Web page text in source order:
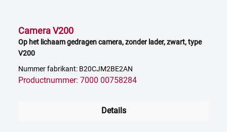
Camera V200
Op het lichaam gedragen camera, zonder lader, zwart, type
V200
Nummer fabrikant: B20CJM2BE2AN
Productnummer: 7000 00758284
Details